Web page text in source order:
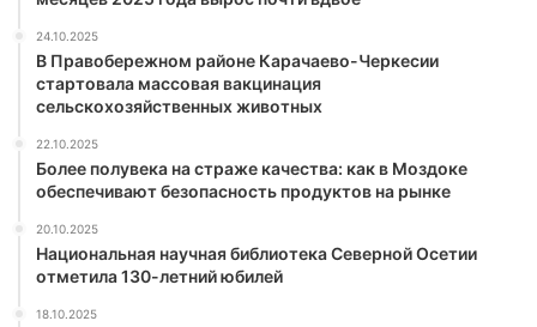
24.10.2025
В Правобережном районе Карачаево-Черкесии
стартовала массовая вакцинация
сельскохозяйственных животных
22.10.2025
Более полувека на страже качества: как в Моздоке
обеспечивают безопасность продуктов на рынке
20.10.2025
Национальная научная библиотека Северной Осетии
отметила 130-летний юбилей
18.10.2025